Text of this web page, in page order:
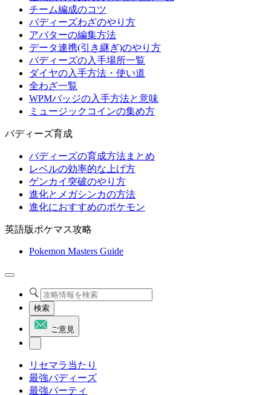
チーム編成のコツ
バディーズわざのやり方
アバターの編集方法
データ連携(引き継ぎ)のやり方
バディーズの入手場所一覧
ダイヤの入手方法・使い道
全わざ一覧
WPMバッジの入手方法と意味
ミュージックコインの集め方
バディーズ育成
バディーズの育成方法まとめ
レベルの効率的な上げ方
ゲンカイ突破のやり方
進化とメガシンカの方法
進化におすすめのポケモン
英語版ポケマス攻略
Pokemon Masters Guide
検索
ご意見
リセマラ当たり
最強バディーズ
最強パーティ